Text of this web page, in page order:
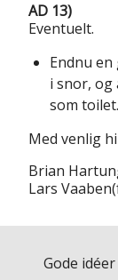
AD 13)
Eventuelt.
Endnu
i snor,
som toilet.
Med venlig
Brian
Lars
Gode